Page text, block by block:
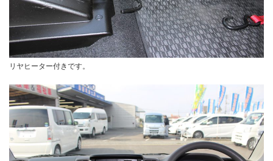
リヤヒーター付きです。